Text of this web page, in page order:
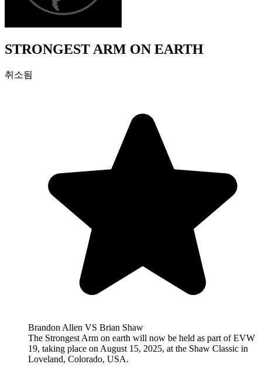
STRONGEST ARM ON EARTH
취소됨
Brandon Allen VS Brian Shaw
The Strongest Arm on earth will now be held as part of EVW
19, taking place on August 15, 2025, at the Shaw Classic in
Loveland, Colorado, USA.